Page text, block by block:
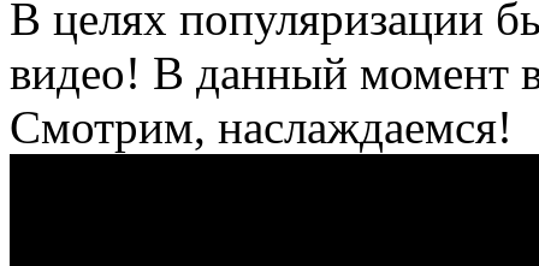
В целях популяризации
видео! В данный момент
Смотрим, наслаждаемся!